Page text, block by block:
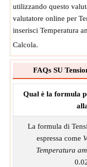
utilizzando questo
valutatore online per
inserisci Temperatura
Calcola.
FAQs SU
Qual è la formula
La formula di
espressa come
Temperatura